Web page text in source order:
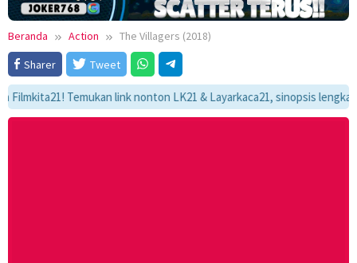
Beranda Action
The Villagers (2018)
Sharer
Tweet
Temukan link nonton LK21 & Layarkaca21, sinopsis lengkap,